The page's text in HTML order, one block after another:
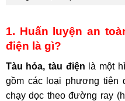
1. Huấn luyện an
điện là gì?
Tàu hỏa, tàu điện là một
gồm các loại phương tiện
chạy dọc theo đường ray